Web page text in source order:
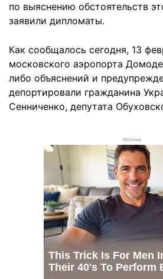
по выяснению обстоятельств
заявили дипломаты.
Как сообщалось сегодня, 13
московского аэропорта
либо объяснений и
депортировали гражданина
Сенниченко, депутата
РЕКЛАМА